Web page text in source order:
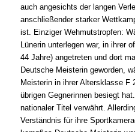
auch angesichts der langen
anschließender starker
ist. Einziger Wehmutstropfen:
Lünerin unterlegen war, in ihrer
44 Jahre) angetreten und dort
Deutsche Meisterin geworden,
Meisterin in ihrer Altersklasse F
übrigen Gegnerinnen besiegt
nationaler Titel verwährt.
Verständnis für ihre